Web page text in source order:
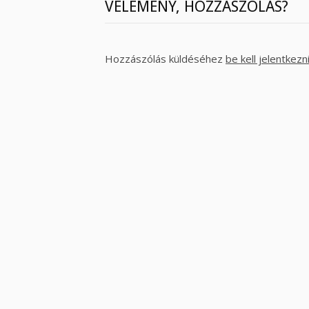
VÉLEMÉNY, HOZZÁSZÓLÁS?
Hozzászólás küldéséhez be kell jelentkezni